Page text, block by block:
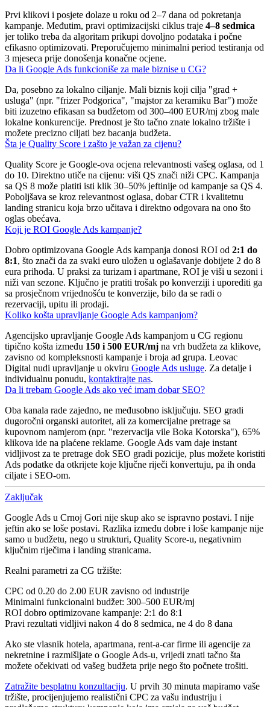
Prvi klikovi i posjete dolaze u roku od 2–7 dana od pokretanja
kampanje. Međutim, pravi optimizacijski ciklus traje 4–8 sedmica
jer toliko treba da algoritam prikupi dovoljno podataka i počne
efikasno optimizovati. Preporučujemo minimalni period testiranja od
3 mjeseca prije donošenja konačne ocjene.
Da li Google Ads funkcioniše za male biznise u CG?
Da, posebno za lokalno ciljanje. Mali biznis koji cilja "grad +
usluga" (npr. "frizer Podgorica", "majstor za keramiku Bar") može
biti izuzetno efikasan sa budžetom od 300–400 EUR/mj zbog male
lokalne konkurencije. Prednost je što tačno znate lokalno tržište i
možete precizno ciljati bez bacanja budžeta.
Šta je Quality Score i zašto je važan za cijenu?
Quality Score je Google-ova ocjena relevantnosti vašeg oglasa, od 1
do 10. Direktno utiče na cijenu: viši QS znači niži CPC. Kampanja
sa QS 8 može platiti isti klik 30–50% jeftinije od kampanje sa QS 4.
Poboljšava se kroz relevantnost oglasa, dobar CTR i kvalitetnu
landing stranicu koja brzo učitava i direktno odgovara na ono što
oglas obećava.
Koji je ROI Google Ads kampanje?
Dobro optimizovana Google Ads kampanja donosi ROI od 2:1 do
8:1, što znači da za svaki euro uložen u oglašavanje dobijete 2 do 8
eura prihoda. U praksi za turizam i apartmane, ROI je viši u sezoni i
niži van sezone. Ključno je pratiti trošak po konverziji i uporediti ga
sa prosječnom vrijednošću te konverzije, bilo da se radi o
rezervaciji, upitu ili prodaji.
Koliko košta upravljanje Google Ads kampanjom?
Agencijsko upravljanje Google Ads kampanjom u CG regionu
tipično košta između 150 i 500 EUR/mj na vrh budžeta za klikove,
zavisno od kompleksnosti kampanje i broja ad grupa. Leovac
Digital nudi upravljanje u okviru Google Ads usluge. Za detalje i
individualnu ponudu, kontaktirajte nas.
Da li trebam Google Ads ako već imam dobar SEO?
Oba kanala rade zajedno, ne međusobno isključuju. SEO gradi
dugoročni organski autoritet, ali za komercijalne pretrage sa
kupovnom namjerom (npr. "rezervacija vile Boka Kotorska"), 65%
klikova ide na plaćene reklame. Google Ads vam daje instant
vidljivost za te pretrage dok SEO gradi pozicije, plus možete koristiti
Ads podatke da otkrijete koje ključne riječi konvertuju, pa ih onda
ciljate i SEO-om.
Zaključak
Google Ads u Crnoj Gori nije skup ako se ispravno postavi. I nije
jeftin ako se loše postavi. Razlika između dobre i loše kampanje nije
samo u budžetu, nego u strukturi, Quality Score-u, negativnim
ključnim riječima i landing stranicama.
Realni parametri za CG tržište:
CPC od 0.20 do 2.00 EUR zavisno od industrije
Minimalni funkcionalni budžet: 300–500 EUR/mj
ROI dobro optimizovane kampanje: 2:1 do 8:1
Pravi rezultati vidljivi nakon 4 do 8 sedmica, ne 4 do 8 dana
Ako ste vlasnik hotela, apartmana, rent-a-car firme ili agencije za
nekretnine i razmišljate o Google Ads-u, vrijedi znati tačno šta
možete očekivati od vašeg budžeta prije nego što počnete trošiti.
Zatražite besplatnu konzultaciju. U prvih 30 minuta mapiramo vaše
tržište, procijenjujemo realistični CPC za vašu industriju i